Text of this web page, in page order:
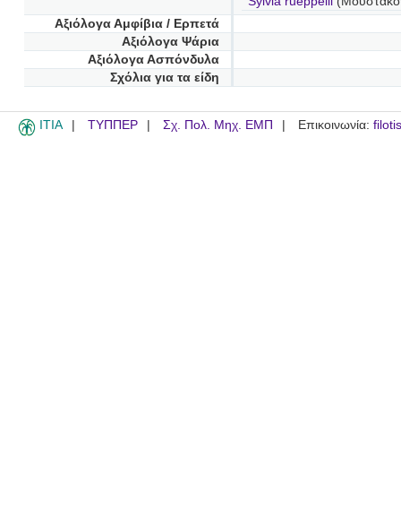
Αξιόλογα Αμφίβια / Ερπετά
Αξιόλογα Ψάρια
Αξιόλογα Ασπόνδυλα
Σχόλια για τα είδη
ITIA ΤΥΠΠΕΡ Σχ. Πολ. Μηχ. ΕΜΠ Επικοινωνία: